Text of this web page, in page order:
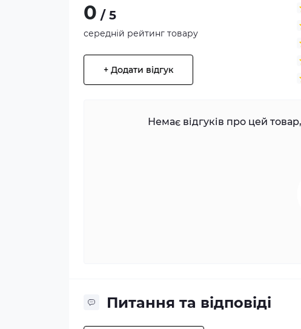
0 / 5
середній рейтинг товару
+ Додати відгук
Немає відгуків про цей
Питання та відповіді